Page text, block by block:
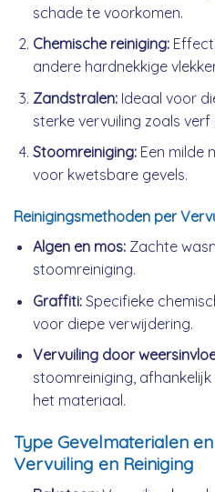
schade te voorkomen.
Chemische reiniging:
andere hardnekkige
Zandstralen:Ideaal voor
sterke vervuiling zoals
Stoomreiniging:Een milde
voor kwetsbare gevels.
Reinigingsmethoden per
Algen en mos:Zachte
stoomreiniging.
Graffiti:Specifieke
voor diepe verwijdering.
Vervuiling door
stoomreiniging,
het materiaal.
Type Gevelmaterialen
Vervuiling en Reiniging